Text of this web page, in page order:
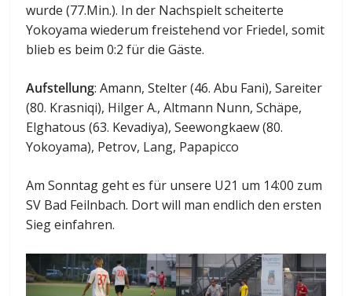
wurde (77.Min.). In der Nachspielt scheiterte
Yokoyama wiederum freistehend vor Friedel, somit
blieb es beim 0:2 für die Gäste.
Aufstellung: Amann, Stelter (46. Abu Fani), Sareiter
(80. Krasniqi), Hilger A., Altmann Nunn, Schäpe,
Elghatous (63. Kevadiya), Seewongkaew (80.
Yokoyama), Petrov, Lang, Papapicco
Am Sonntag geht es für unsere U21 um 14:00 zum
SV Bad Feilnbach. Dort will man endlich den ersten
Sieg einfahren.